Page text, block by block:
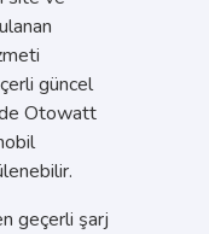
güncel
Otowatt
geçerli şarj